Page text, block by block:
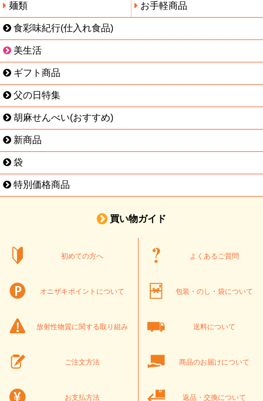
麺類 お手軽商品
食彩味紀行(仕入れ食品)
美生活
ギフト商品
父の日特集
胡麻せんべい(おすすめ)
新商品
袋
特別価格商品
買い物ガイド
初めての方へ よくあるご質問
オニザキポイントについて 包装・のし・袋について
放射性物質に関する取り組み 送料について
ご注文方法 商品のお届けについて
お支払方法 返品・交換について